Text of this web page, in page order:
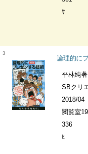
ｻ
3
論理的にプレゼン
平林純著
SBクリ
2018/04
閲覧室19
336
ﾋ